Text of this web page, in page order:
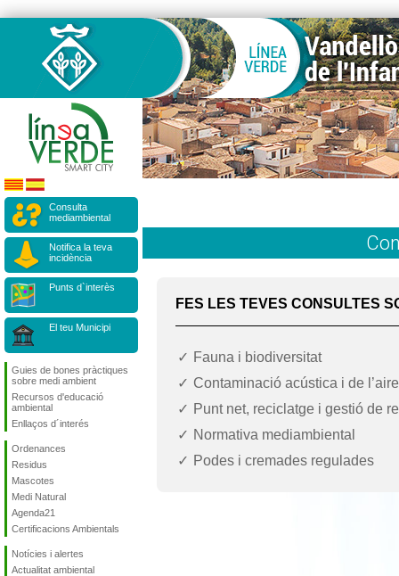
Consulta
mediambiental
Notifica la teva
incidència
Punts d`interès
El teu Municipi
Guies de bones pràctiques
sobre medi ambient
Recursos d'educació
ambiental
Enllaços d´interés
Ordenances
Residus
Mascotes
Medi Natural
Agenda21
Certificacions Ambientals
Notícies i alertes
Actualitat ambiental
FES LES TEVES CONSULTES
Fauna i biodiversitat
Contaminació acústica i de l’aire
Punt net, reciclatge i gestió de
Normativa mediambiental
Podes i cremades regulades